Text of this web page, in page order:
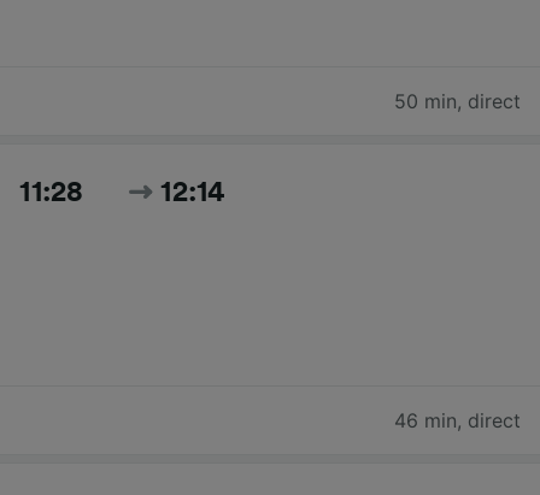
50 min, direct
11:28 12:14
46 min, direct